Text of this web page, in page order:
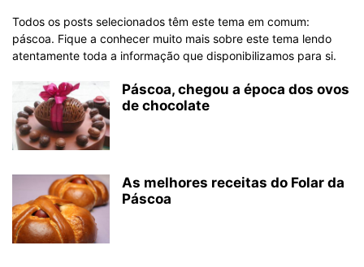
Todos os posts selecionados têm este tema em comum:
páscoa. Fique a conhecer muito mais sobre este tema lendo
atentamente toda a informação que disponibilizamos para si.
Páscoa, chegou a época dos ovos
de chocolate
As melhores receitas do Folar da
Páscoa